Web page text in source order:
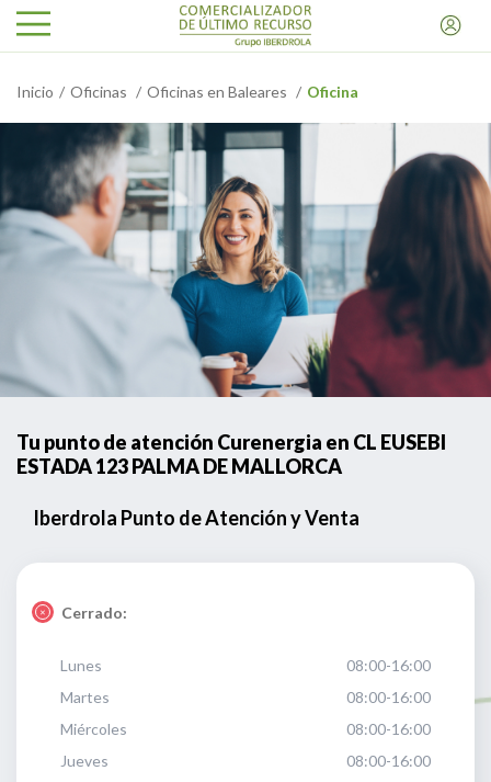
Inicio Oficinas Oficinas en Baleares Oficina
Tu punto de atención Curenergia en CL EUSEBI
ESTADA 123 PALMA DE MALLORCA
Iberdrola Punto de Atención y Venta
Cerrado:
Lunes
08:00-16:00
Martes
08:00-16:00
Miércoles
08:00-16:00
Jueves
08:00-16:00